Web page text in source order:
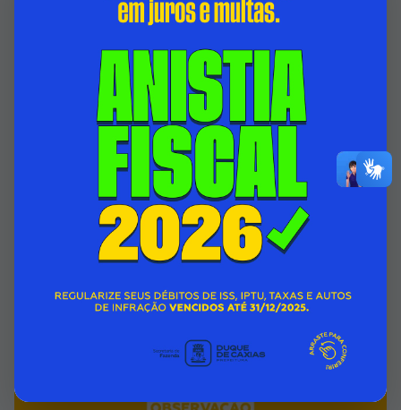
HOSPITAL ADÃO PEREIRA NUNES BATE MAIS
UM RECORDE HISTÓRICO COM 2.792
CIRURGIAS REALIZADAS NO MÊS JULHO
SECRETARIA MUNICIPAL DE SAÚDE
Acessar Notícia